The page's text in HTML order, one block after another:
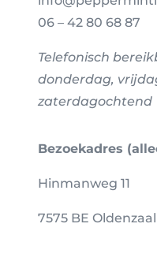
06 – 42 80 68 87
Telefonisch
donderdag,
zaterdagochtend
Bezoekadres
Hinmanweg 11
7575 BE Oldenzaal